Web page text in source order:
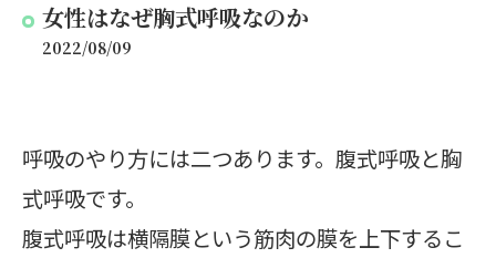
女性はなぜ胸式呼吸なのか
2022/08/09
呼吸のやり方には二つあります。腹式呼吸と胸
式呼吸です。
腹式呼吸は横隔膜という筋肉の膜を上下するこ